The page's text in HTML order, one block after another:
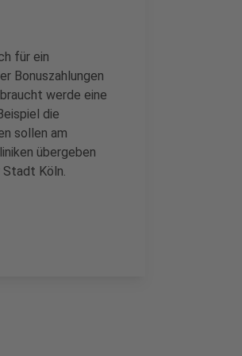
für ein
Bonuszahlungen
werde eine
die
sollen am
übergeben
Stadt Köln.